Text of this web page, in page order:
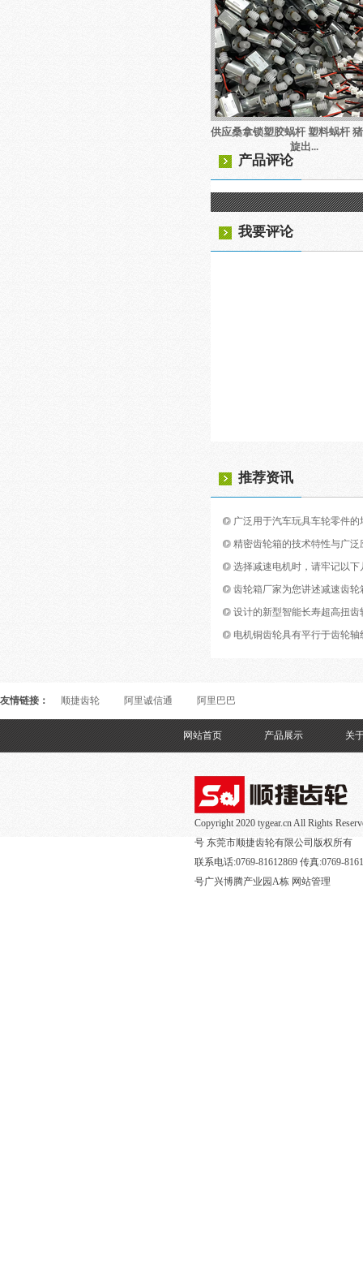
供应桑拿锁塑胶蜗杆 塑料蜗杆
旋出...
产品评论
我要评论
推荐资讯
广泛用于汽车玩具车轮零件的
精密齿轮箱的技术特性与广泛
选择减速电机时，请牢记以下
齿轮箱厂家为您讲述减速齿轮
设计的新型智能长寿超高扭齿
电机铜齿轮具有平行于齿轮轴
友情链接： 顺捷齿轮 阿里诚信通 阿里巴巴
网站首页 产品展示 关
Copyright 2020 tygear.cn All Rights
号 东莞市顺捷齿轮有限公司版权所有
联系电话:0769-81612869 传真:0769-
号广兴博腾产业园A栋 网站管理